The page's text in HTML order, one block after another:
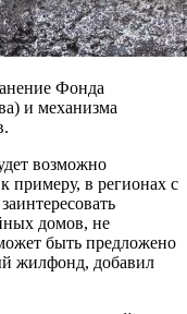
Фонда
и механизма
возможно
примеру, в регионах с
домов, не
быть предложено
жилфонд, добавил